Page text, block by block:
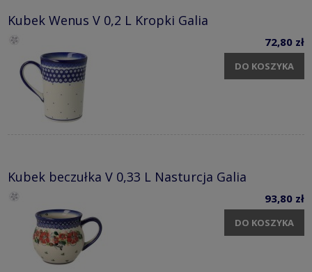
Kubek Wenus V 0,2 L Kropki Galia
72,80 zł
DO KOSZYKA
Kubek beczułka V 0,33 L Nasturcja Galia
93,80 zł
DO KOSZYKA